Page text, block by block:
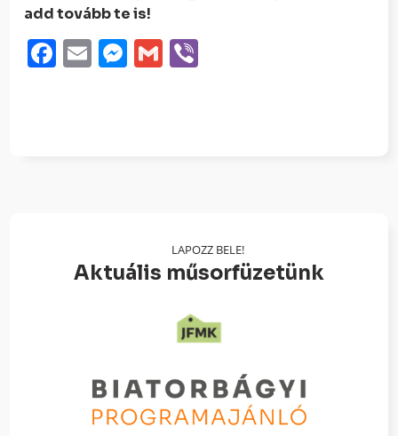
add tovább te is!
Facebook
EmailMessenger
Gmail
LAPOZZ BELE!
Aktuális műsorfüzetünk